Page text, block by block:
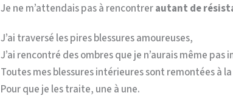
Je ne m’attendais pas à rencontrerautant de
J’ai traversé les pires blessures amoureuses,
J’ai rencontré des ombres que je n’aurais même
Toutes mes blessures intérieures sont remontées à
Pour que je les traite, une à une.